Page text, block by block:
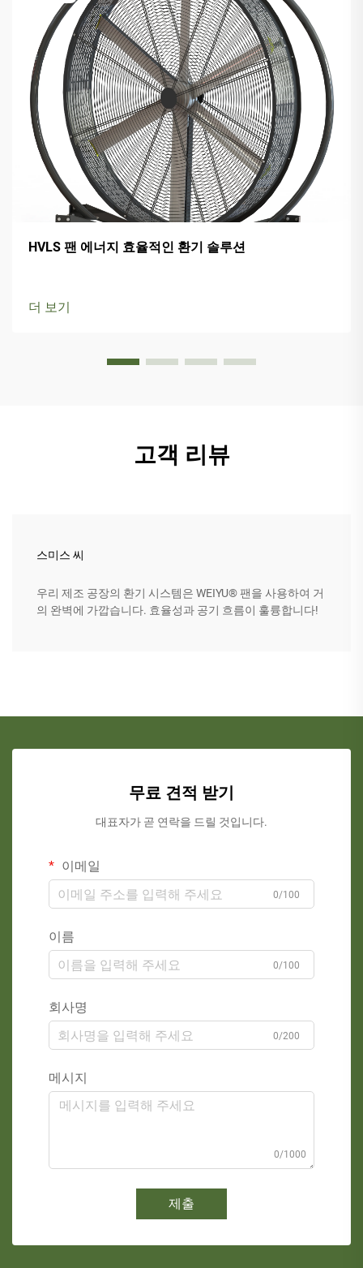
HVLS 팬 에너지 효율적인 환기 솔루션
더 보기
고객 리뷰
스미스 씨
우리 제조 공장의 환기 시스템은 WEIYU® 팬을 사용하여 거
의 완벽에 가깝습니다. 효율성과 공기 흐름이 훌륭합니다!
무료 견적 받기
대표자가 곧 연락을 드릴 것입니다.
이메일
0/100
이름
0/100
회사명
0/200
메시지
0/1000
제출